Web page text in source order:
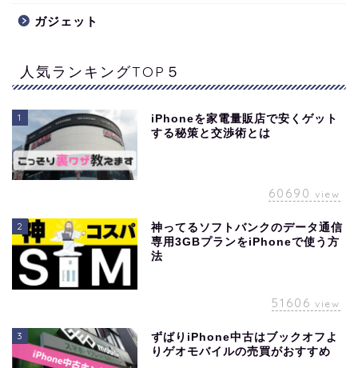
ガジェット
人気ランキングTOP５
1
iPhoneを家電量販店で安くゲット
する秘策と交渉術とは
60690 view
2
神ってるソフトバンクのデータ通信
専用3GBプランをiPhoneで使う方
法
51606 view
3
ずばりiPhone中古はブックオフよ
りゲオモバイルの売買がおすすめ